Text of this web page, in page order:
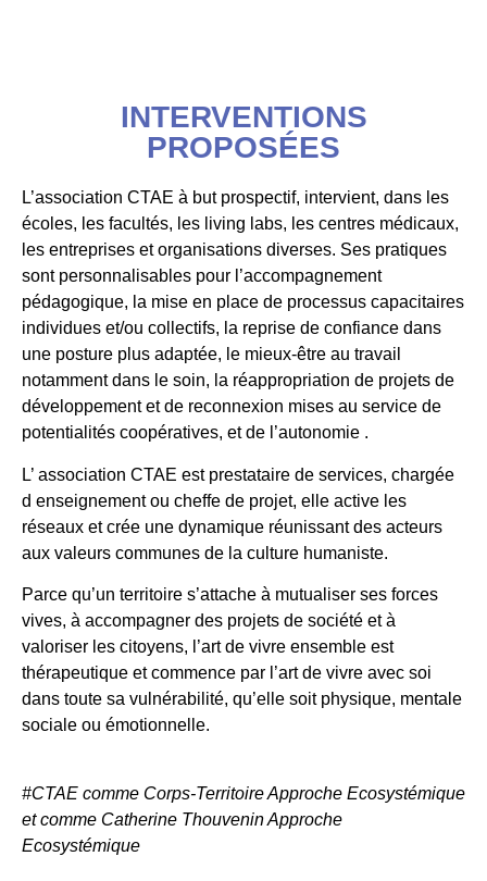
INTERVENTIONS
PROPOSÉES
L’association CTAE à but prospectif, intervient, dans les
écoles, les facultés, les living labs, les centres médicaux,
les entreprises et organisations diverses. Ses pratiques
sont personnalisables pour l’accompagnement
pédagogique, la mise en place de processus capacitaires
individues et/ou collectifs, la reprise de confiance dans
une posture plus adaptée, le mieux-être au travail
notamment dans le soin, la réappropriation de projets de
développement et de reconnexion mises au service de
potentialités coopératives, et de l’autonomie .
L’ association CTAE est prestataire de services, chargée
d enseignement ou cheffe de projet, elle active les
réseaux et crée une dynamique réunissant des acteurs
aux valeurs communes de la culture humaniste.
Parce qu’un territoire s’attache à mutualiser ses forces
vives, à accompagner des projets de société et à
valoriser les citoyens, l’art de vivre ensemble est
thérapeutique et commence par l’art de vivre avec soi
dans toute sa vulnérabilité, qu’elle soit physique, mentale
sociale ou émotionnelle.
#CTAE comme Corps-Territoire Approche Ecosystémique
et comme Catherine Thouvenin Approche
Ecosystémique